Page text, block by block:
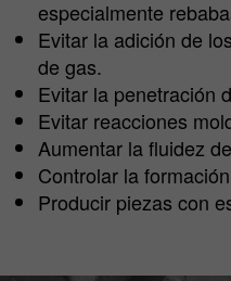
especialmente
Evitar la adición de
de gas.
Evitar la penetración
Evitar reacciones
Aumentar la fluidez
Controlar la
Producir piezas con